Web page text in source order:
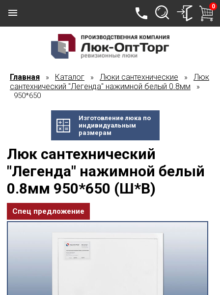
0
Главная » Каталог » Люки сантехнические » Люк
сантехнический "Легенда" нажимной белый 0.8мм »
950*650
Изготовление люка по
индивидуальным
размерам
Люк сантехнический
"Легенда" нажимной белый
0.8мм 950*650 (Ш*В)
Спец предложение